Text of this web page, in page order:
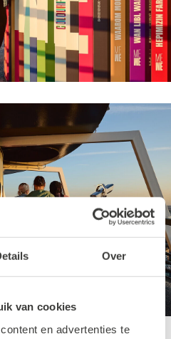
Over
van cookies
en advertenties te